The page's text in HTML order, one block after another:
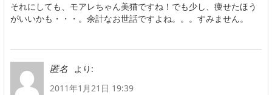
それにしても、モアレちゃん美猫ですね！でも少し、痩せたほう
がいいかも・・・。余計なお世話ですよね。。。すみません。
匿名
より:
2011年1月21日 19:39